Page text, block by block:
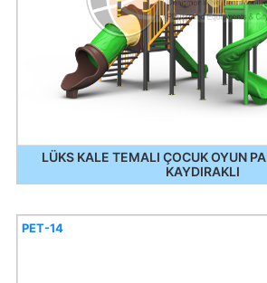
LÜKS KALE TEMALI ÇOCUK OYUN
KAYDIRAKLI
PET-14